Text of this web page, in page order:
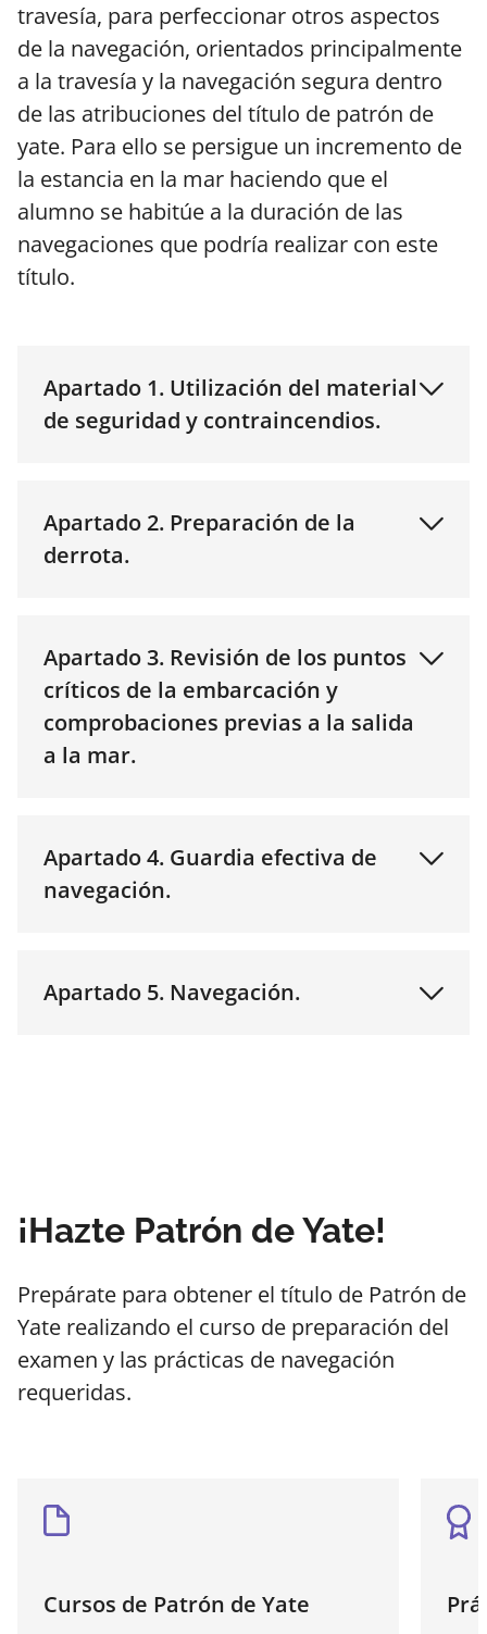
travesía, para perfeccionar otros aspectos
de la navegación, orientados principalmente
a la travesía y la navegación segura dentro
de las atribuciones del título de patrón de
yate. Para ello se persigue un incremento de
la estancia en la mar haciendo que el
alumno se habitúe a la duración de las
navegaciones que podría realizar con este
título.
Apartado 1. Utilización del material
de seguridad y contraincendios.
Apartado 2. Preparación de la
derrota.
Apartado 3. Revisión de los puntos
críticos de la embarcación y
comprobaciones previas a la salida
a la mar.
Apartado 4. Guardia efectiva de
navegación.
Apartado 5. Navegación.
¡Hazte Patrón de Yate!
Prepárate para obtener el título de Patrón de
Yate realizando el curso de preparación del
examen y las prácticas de navegación
requeridas.
Cursos de Patrón de Yate